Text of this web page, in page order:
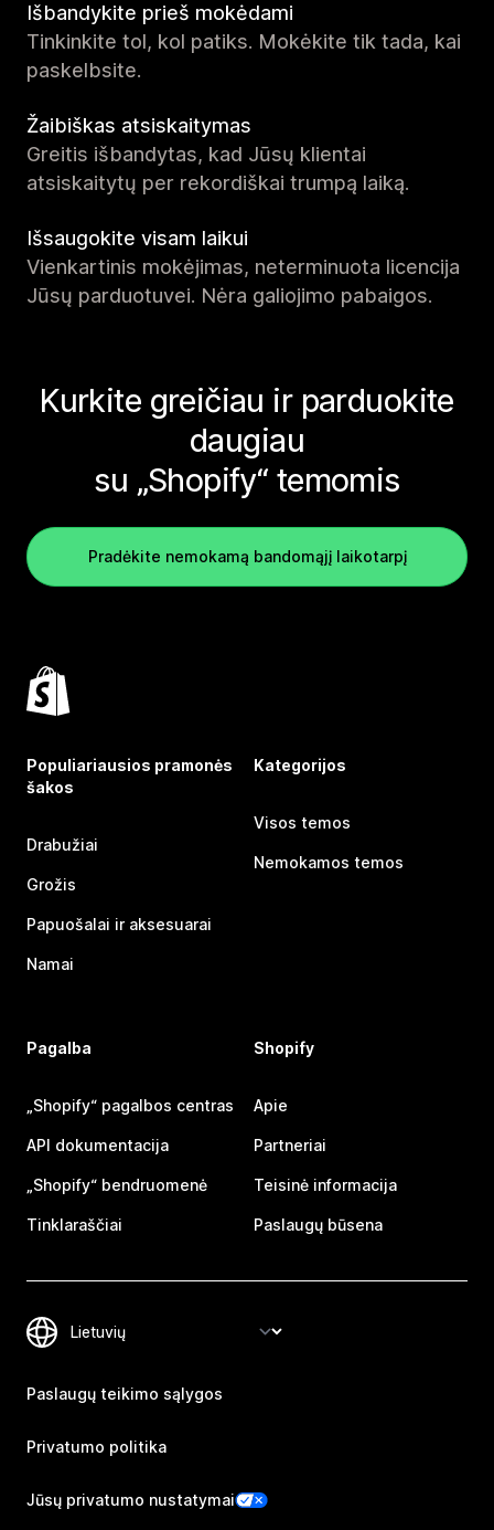
Išbandykite prieš mokėdami
Tinkinkite tol, kol patiks. Mokėkite tik tada, kai
paskelbsite.
Žaibiškas atsiskaitymas
Greitis išbandytas, kad Jūsų klientai
atsiskaitytų per rekordiškai trumpą laiką.
Išsaugokite visam laikui
Vienkartinis mokėjimas, neterminuota licencija
Jūsų parduotuvei. Nėra galiojimo pabaigos.
Kurkite greičiau ir parduokite
daugiau
su „Shopify“ temomis
Pradėkite nemokamą bandomąjį laikotarpį
Populiariausios pramonės
šakos
Drabužiai
Grožis
Papuošalai ir aksesuarai
Namai
Kategorijos
Visos temos
Nemokamos temos
Pagalba
„Shopify“ pagalbos centras
API dokumentacija
„Shopify“ bendruomenė
Tinklaraščiai
Shopify
Apie
Partneriai
Teisinė informacija
Paslaugų būsena
Paslaugų teikimo sąlygos
Privatumo politika
Jūsų privatumo nustatymai